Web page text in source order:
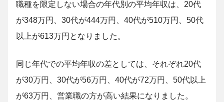
職種を限定しない場合の年代別の平均年収は、20代
が348万円、30代が444万円、40代が510万円、50代
以上が613万円となりました。
同じ年代での平均年収の差としては、それぞれ20代
が30万円、30代が56万円、40代が72万円、50代以上
が63万円、営業職の方が高い結果になりました。